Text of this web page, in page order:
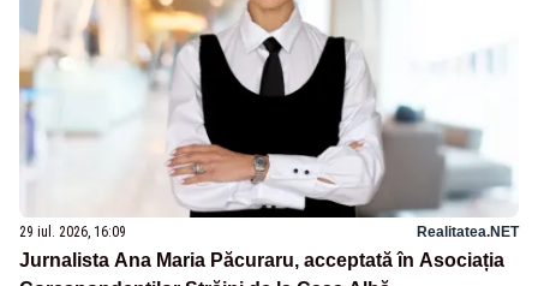
29 iul. 2026, 16:09 Realitatea.NET
Jurnalista Ana Maria Păcuraru, acceptată în Asociația